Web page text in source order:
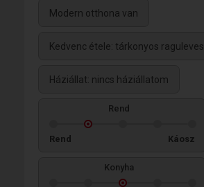
Modern otthona van
Kedvenc étele: tárkonyos raguleves
Háziállat: nincs háziállatom
Rend
Rend Káosz
Konyha